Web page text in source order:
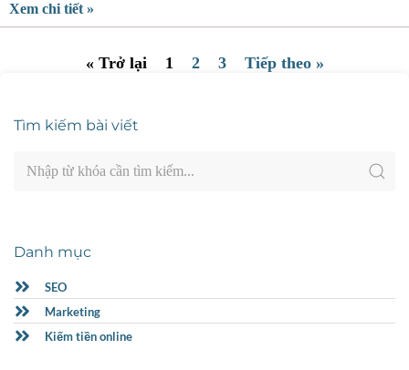
Xem chi tiết »
« Trở lại 1 2 3 Tiếp theo »
Tìm kiếm bài viết
Danh mục
SEO
Marketing
Kiếm tiền online